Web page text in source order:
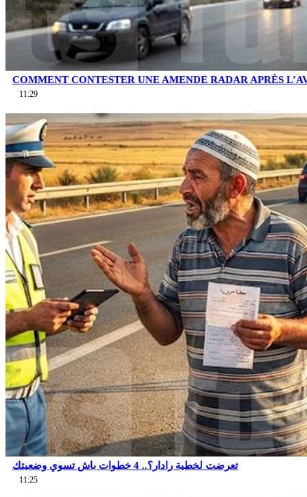
COMMENT CONTESTER UNE AMENDE RADAR APRÈS
11:29
تعرضت لخطية رادار؟.. 4 خطوات باش تسوي وضعيتك
11:25